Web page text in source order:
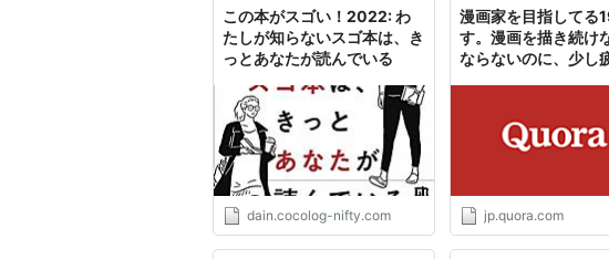
出すぎた杭は打たれ
限定盤C)(DVD付)
アーティスト:アンジュルム
出版社/メーカー:アップフ
メディア:CD
この商品を含むブログ (87
この本がスゴい！2022: わ
たしが知らないスゴ本は、き
っとあなたが読んでいる
dain.cocolog-nifty.com
漫画家を目指してる
す。漫画を描き続け
ならないのに、少し
jp.quora.com